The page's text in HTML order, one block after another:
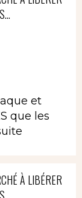
et
que les
À LIBÉRER